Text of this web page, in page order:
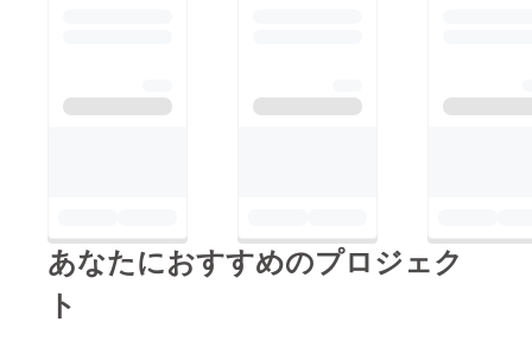
あなたにおすすめのプロジェク
ト